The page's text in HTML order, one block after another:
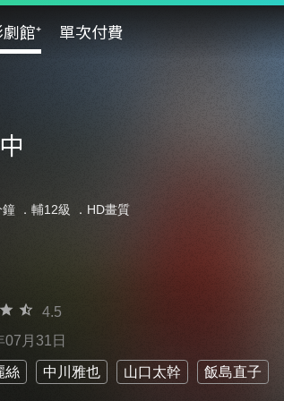
館⁺ 單次付費
． 輔12級 ．HD畫質
4.5
月31日
絲 中川雅也 山口太幹 飯島直子